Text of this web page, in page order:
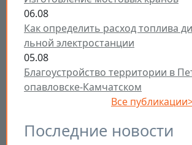
06.08
Как определить расход топлива
льной электростанции
05.08
Благоустройство территории в
опавловске-Камчатском
Все
Последние новости